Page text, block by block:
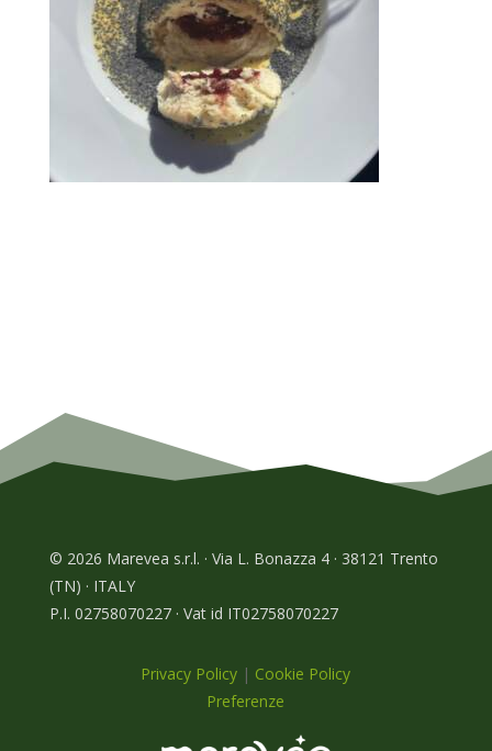
© 2026 Marevea s.r.l. · Via L. Bonazza 4 · 38121 Trento
(TN) · ITALY
P.I. 02758070227 · Vat id IT02758070227
Privacy Policy | Cookie Policy
Preferenze